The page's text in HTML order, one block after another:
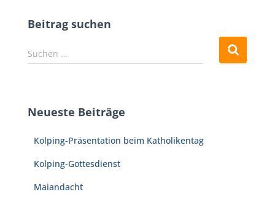
Beitrag suchen
S
u
n
Suchen …
Neueste Beiträge
Kolping-Präsentation beim Katholikentag
Kolping-Gottesdienst
Maiandacht